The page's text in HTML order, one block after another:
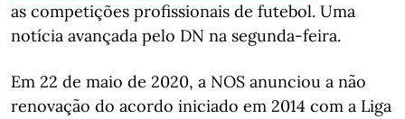
as competições profissionais de futebol. Uma
notícia avançada pelo DN na segunda-feira.
Em 22 de maio de 2020, a NOS anunciou a não
renovação do acordo iniciado em 2014 com a Liga